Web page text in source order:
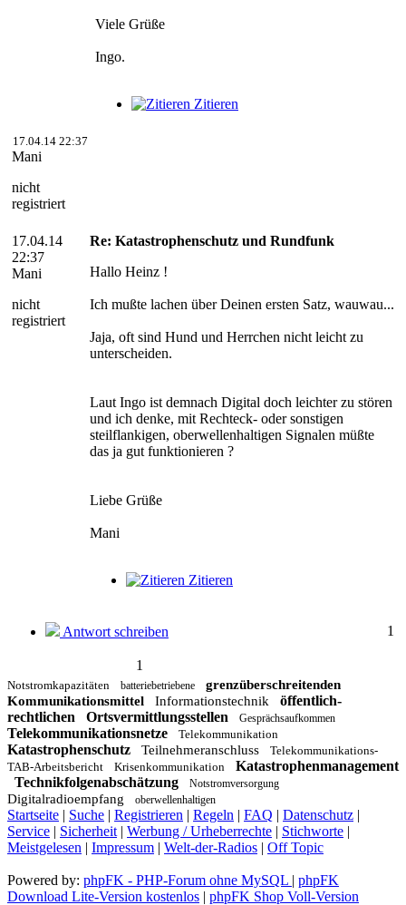
Viele Grüße
Ingo.
Zitieren
17.04.14 22:37
Mani
nicht
registriert
17.04.14
22:37
Mani
nicht
registriert
Re: Katastrophenschutz und Rundfunk
Hallo Heinz !
Ich mußte lachen über Deinen ersten Satz, wauwau...
Jaja, oft sind Hund und Herrchen nicht leicht zu
unterscheiden.
Laut Ingo ist demnach Digital doch leichter zu stören
und ich denke, mit Rechteck- oder sonstigen
steilflankigen, oberwellenhaltigen Signalen müßte
das ja gut funktionieren ?
Liebe Grüße
Mani
Zitieren
Antwort schreiben 1
1
Notstromkapazitäten batteriebetriebene
grenzüberschreitenden
Kommunikationsmittel
Informationstechnik
öffentlich-
rechtlichen
Ortsvermittlungsstellen Gesprächsaufkommen
Telekommunikationsnetze Telekommunikation
Katastrophenschutz Teilnehmeranschluss
Telekommunikations-
TAB-Arbeitsbericht
Krisenkommunikation
Katastrophenmanagement
Technikfolgenabschätzung
Notstromversorgung
Digitalradioempfang oberwellenhaltigen
Startseite | Suche | Registrieren | Regeln | FAQ | Datenschutz |
Service | Sicherheit | Werbung / Urheberrechte | Stichworte |
Meistgelesen | Impressum | Welt-der-Radios | Off Topic
Powered by: phpFK - PHP-Forum ohne MySQL | phpFK
Download Lite-Version kostenlos | phpFK Shop Voll-Version